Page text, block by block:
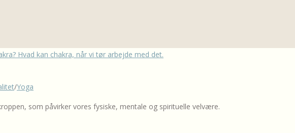
/Yoga
som påvirker vores fysiske, mentale og spirituelle velvære.